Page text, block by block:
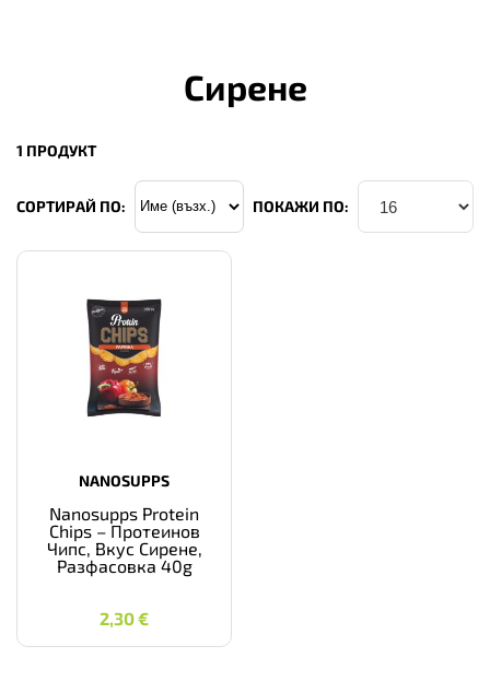
Сирене
1 ПРОДУКТ
СОРТИРАЙ ПО: ПОКАЖИ ПО:
NANOSUPPS
Nanosupps Protein
Chips – Протеинов
Чипс, Вкус Сирене,
Разфасовка 40g
2,30€
2,30 €